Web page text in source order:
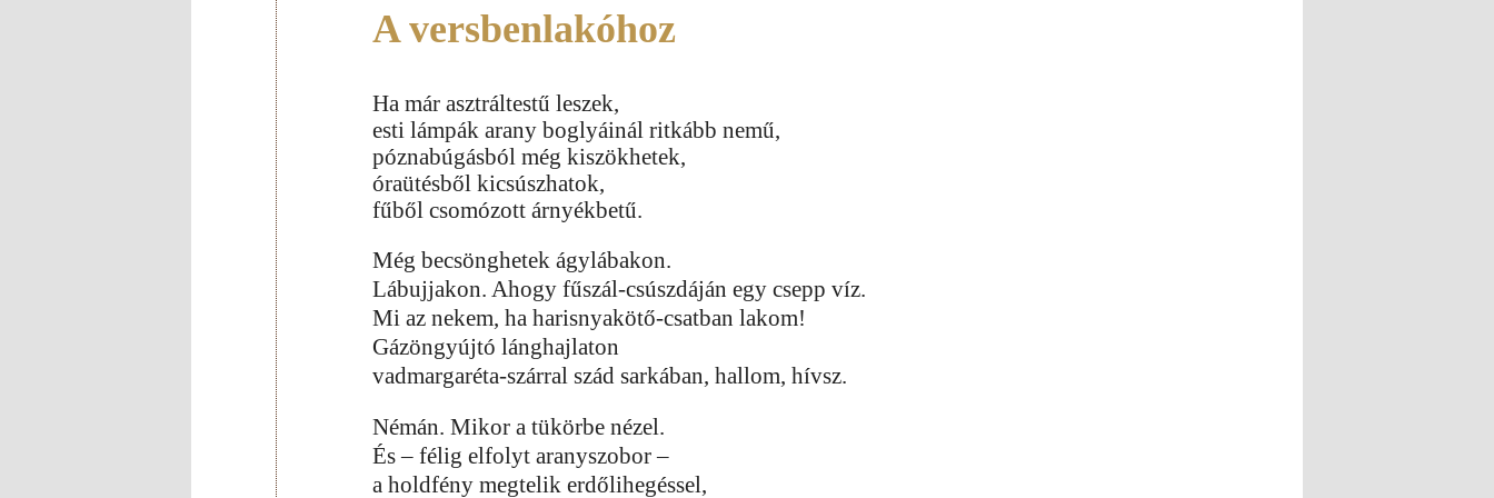
A versbenlakóhoz
Ha már asztráltestű leszek,
esti lámpák arany boglyáinál ritkább nemű,
póznabúgásból még kiszökhetek,
óraütésből kicsúszhatok,
fűből csomózott árnyékbetű.
Még becsönghetek ágylábakon.
Lábujjakon. Ahogy fűszál-csúszdáján egy csepp víz.
Mi az nekem, ha harisnyakötő-csatban lakom!
Gázöngyújtó lánghajlaton
vadmargaréta-szárral szád sarkában, hallom, hívsz.
Némán. Mikor a tükörbe nézel.
És – félig elfolyt aranyszobor –
a holdfény megtelik erdőlihegéssel,